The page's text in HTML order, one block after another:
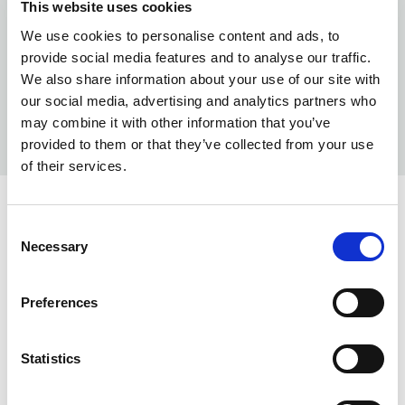
This website uses cookies
We use cookies to personalise content and ads, to
provide social media features and to analyse our traffic.
We also share information about your use of our site with
our social media, advertising and analytics partners who
may combine it with other information that you’ve
provided to them or that they’ve collected from your use
of their services.
Selection
Necessary
Preferences
Statistics
NAVY 600
900
Mag. Poznań — stan magazynu lokalnego, realizacja